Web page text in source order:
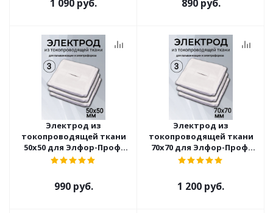
1 090 руб. 890 руб.
Электрод из
токопроводящей ткани
50x50 для Элфор-Проф,
ПОТОК ( 3 шт )
990 руб.
Электрод из
токопроводящей ткани
70x70 для Элфор-Проф,
ПОТОК ( 3 шт )
1 200 руб.